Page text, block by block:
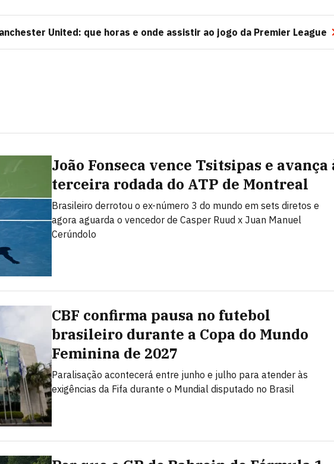
United: que horas e onde assistir ao jogo da Premier League
João Fonseca vence Tsitsipas e avança
terceira rodada do ATP de Montreal
Brasileiro derrotou o ex-número 3 do mundo em sets diretos e
agora aguarda o vencedor de Casper Ruud x Juan Manuel
Cerúndolo
CBF confirma pausa no futebol
brasileiro durante a Copa do Mundo
Feminina de 2027
Paralisação acontecerá entre junho e julho para atender às
exigências da Fifa durante o Mundial disputado no Brasil